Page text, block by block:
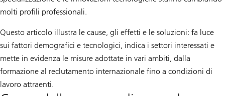
molti profili professionali.
Questo articolo illustra le cause, gli effetti e le soluzioni: fa luce
sui fattori demografici e tecnologici, indica i settori interessati e
mette in evidenza le misure adottate in vari ambiti, dalla
formazione al reclutamento internazionale fino a condizioni di
lavoro attraenti.